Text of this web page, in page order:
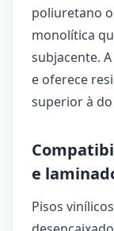
poliuretano
monolítica
subjacente.
e oferece
superior à
e
Pisos